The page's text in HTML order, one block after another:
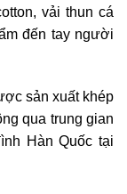
vải thun cá
đến tay người
sản xuất khép
qua trung gian
Hàn Quốc tại